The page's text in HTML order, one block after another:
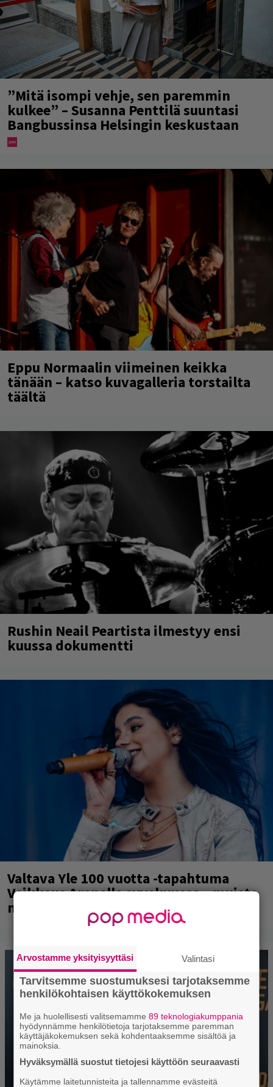
”Mitä isompi vehje, sen paremmin
kulkee” – Susanna Penttilä suuntasi
Bangbussinsa Helsingin keskustaan
Eppu Normaalin viimeinen keikka
tänään – katso kuvagalleria torstailta
täältä
Rushin Neail Peartista ilmestyy ensi
kuussa dokumentti
Valtava Yle 100 vuotta -tapahtuma
Veikkaus Arenalla syyskuussa – muista
myös metalliklassikot-konsertti
Arvostamme yksityisyyttäsi Valintasi
Tarvitsemme suostumuksesi tarjotaksemme
henkilökohtaisen käyttökokemuksen
Me ja huolellisesti valitsemamme89 teknologiakumppania
hyödynnämme henkilötietoja tarjotaksemme paremman
käyttäjäkokemuksen sekä kohdentaaksemme sisältöä ja
mainoksia.
Hyväksymällä suostut tietojesi käyttöön seuraavasti
Käytämme laitetunnisteita ja tallennamme evästeitä